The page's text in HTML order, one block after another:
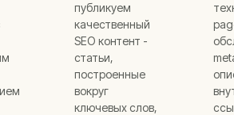
публикуем
качественный
SEO контент -
статьи,
построенные
вокруг
ключевых слов,